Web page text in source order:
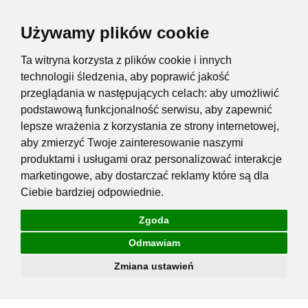
Używamy plików cookie
Ta witryna korzysta z plików cookie i innych
technologii śledzenia, aby poprawić jakość
przeglądania w następujących celach: aby umożliwić
podstawową funkcjonalność serwisu, aby zapewnić
lepsze wrażenia z korzystania ze strony internetowej,
aby zmierzyć Twoje zainteresowanie naszymi
produktami i usługami oraz personalizować interakcje
marketingowe, aby dostarczać reklamy które są dla
Ciebie bardziej odpowiednie.
Zgoda
Odmawiam
Zmiana ustawień